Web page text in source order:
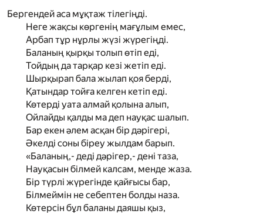
Бергендей аса мұқтаж тілегіңді.
Неге жақсы көргенің мағұлым емес,
Арбап тұр нұрлы жүзі жүрегіңді.
Баланың қырқы толып өтіп еді,
Тойдың да тарқар кезі жетіп еді.
Шырқырап бала жылап қоя берді,
Қатындар тойға келген кетіп еді.
Көтерді уата алмай қолына алып,
Ойлайды қалды ма деп науқас шалып.
Бар екен әлем асқан бір дәрігері,
Әкелді соны біреу жылдам барып.
«Баланың,- деді дәрігер,- дені таза,
Науқасын білмей калсам, менде жаза.
Бір түрлі жүрегінде қайғысы бар,
Білмеймін не себептен болды наза.
Көтерсін бұл баланы даяшы қыз,